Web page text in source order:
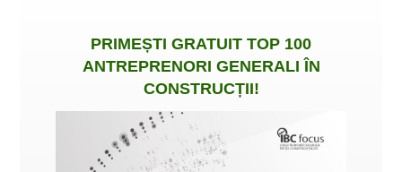
PRIMEȘTI GRATUIT TOP 100
ANTREPRENORI GENERALI ÎN
CONSTRUCȚII!